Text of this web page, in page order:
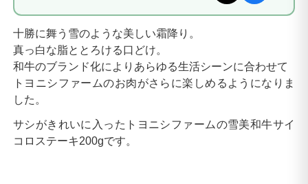
十勝に舞う雪のような美しい霜降り。
真っ白な脂ととろける口どけ。
和牛のブランド化によりあらゆる生活シーンに合わせて
トヨニシファームのお肉がさらに楽しめるようになりま
した。
サシがきれいに入ったトヨニシファームの雪美和牛サイ
コロステーキ200gです。